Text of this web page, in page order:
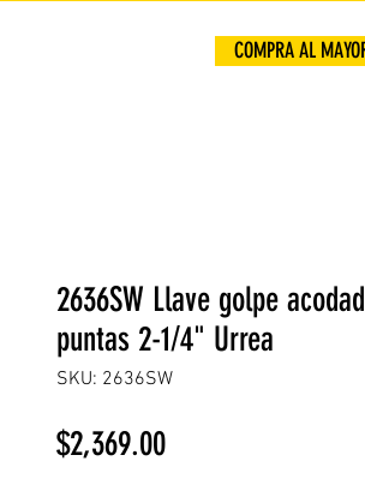
COMPRA AL
2636SW Llave golpe
puntas 2-1/4" Urrea
SKU: 2636SW
$2,369.00Precio